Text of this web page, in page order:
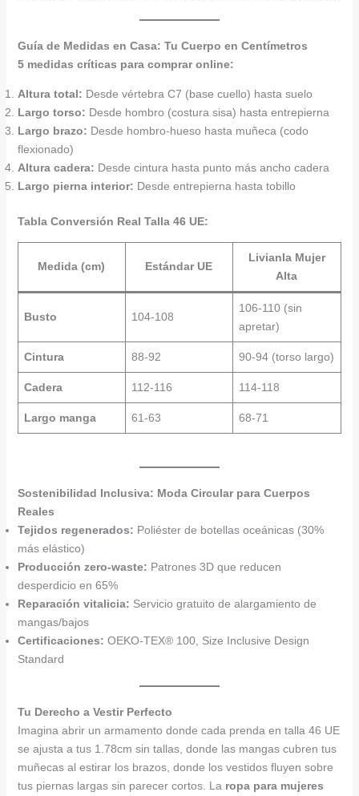
Guía de Medidas en Casa: Tu Cuerpo en Centímetros
5 medidas críticas para comprar online:
Altura total: Desde vértebra C7 (base cuello) hasta suelo
Largo torso: Desde hombro (costura sisa) hasta entrepierna
Largo brazo: Desde hombro-hueso hasta muñeca (codo
flexionado)
Altura cadera: Desde cintura hasta punto más ancho cadera
Largo pierna interior: Desde entrepierna hasta tobillo
Tabla Conversión Real Talla 46 UE:
Medida (cm) Estándar UE
Livianla Mujer
Alta
Busto 104-108
106-110 (sin
apretar)
Cintura 88-92 90-94 (torso largo)
Cadera 112-116 114-118
Largo manga 61-63 68-71
Sostenibilidad Inclusiva: Moda Circular para Cuerpos
Reales
Tejidos regenerados: Poliéster de botellas oceánicas (30%
más elástico)
Producción zero-waste: Patrones 3D que reducen
desperdicio en 65%
Reparación vitalicia: Servicio gratuito de alargamiento de
mangas/bajos
Certificaciones: OEKO-TEX® 100, Size Inclusive Design
Standard
Tu Derecho a Vestir Perfecto
Imagina abrir un armamento donde cada prenda en talla 46 UE
se ajusta a tus 1.78cm sin tallas, donde las mangas cubren tus
muñecas al estirar los brazos, donde los vestidos fluyen sobre
tus piernas largas sin parecer cortos. La ropa para mujeres